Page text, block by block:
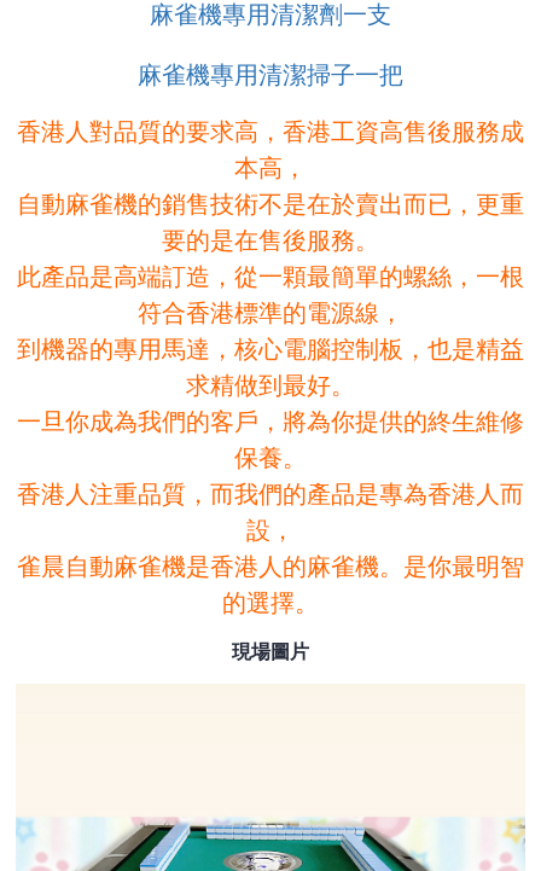
麻雀機專用清潔劑一支
麻雀機專用清潔掃子一把
香港人對品質的要求高，香港工資高售後服務成
本高，
自動麻雀機的銷售技術不是在於賣出而已，更重
要的是在售後服務。
此產品是高端訂造，從一顆最簡單的螺絲，一根
符合香港標準的電源線，
到機器的專用馬達，核心電腦控制板，也是精益
求精做到最好。
一旦你成為我們的客戶，將為你提供的終生維修
保養。
香港人注重品質，而我們的產品是專為香港人而
設，
雀晨自動麻雀機是香港人的麻雀機。是你最明智
的選擇。
現場圖片